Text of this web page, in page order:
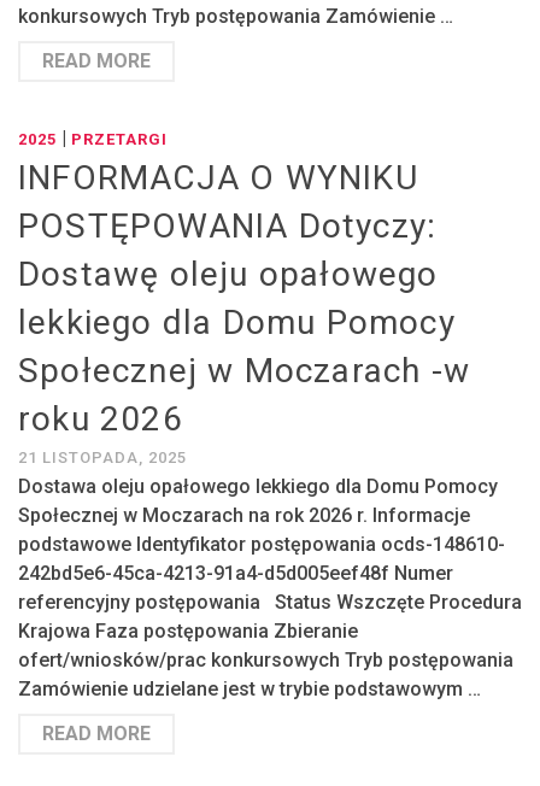
konkursowych Tryb postępowania Zamówienie …
READ MORE
2025 | PRZETARGI
INFORMACJA O WYNIKU
POSTĘPOWANIA Dotyczy:
Dostawę oleju opałowego
lekkiego dla Domu Pomocy
Społecznej w Moczarach -w
roku 2026
21 LISTOPADA, 2025
Dostawa oleju opałowego lekkiego dla Domu Pomocy
Społecznej w Moczarach na rok 2026 r. Informacje
podstawowe Identyfikator postępowania ocds-148610-
242bd5e6-45ca-4213-91a4-d5d005eef48f Numer
referencyjny postępowania Status Wszczęte Procedura
Krajowa Faza postępowania Zbieranie
ofert/wniosków/prac konkursowych Tryb postępowania
Zamówienie udzielane jest w trybie podstawowym …
READ MORE